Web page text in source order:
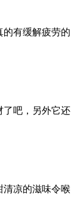
的有缓解疲劳的
了吧，另外它还
清凉的滋味令喉